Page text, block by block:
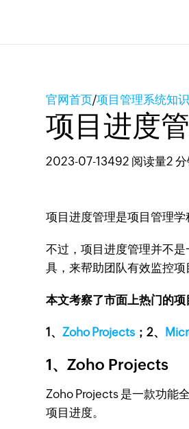
官网首页/项目管理系统知
项目进度
2023-07-13492 阅读量2
项目进度管理是项目管理
不过，项目进度管理并不
具，来帮助团队有效监控项
本文考察了市面上热门的项
1、Zoho Projects ；2、
1、Zoho Projects
Zoho Projects 是一款功能
项目进度。